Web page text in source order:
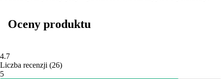
Oceny produktu
4.7
Liczba recenzji (26)
5